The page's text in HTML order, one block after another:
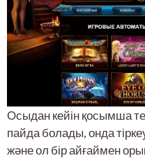
Осыдан кейін қосымша
пайда болады, онда
және ол бір айғаймен